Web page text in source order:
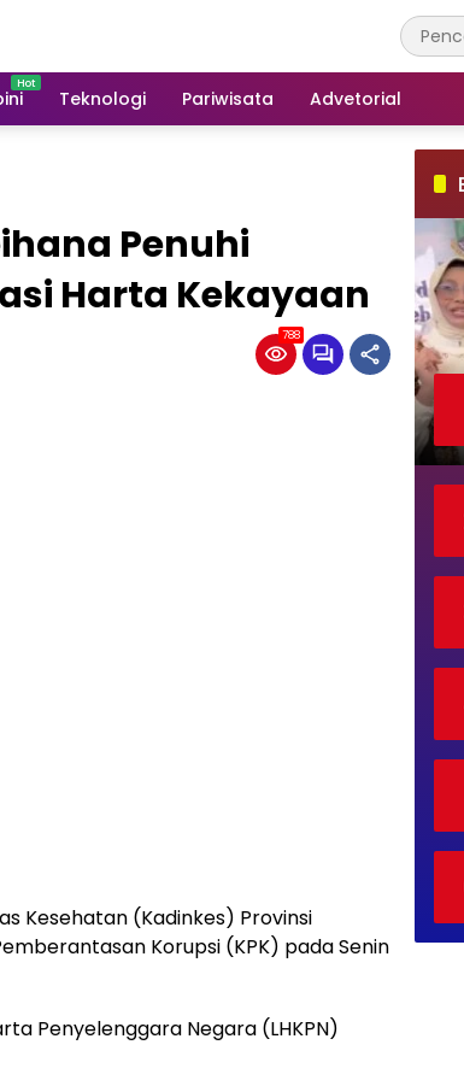
Teknologi Pariwisata Advetorial
Penuhi
Harta Kekayaan
788
Kesehatan (Kadinkes) Provinsi
Korupsi (KPK) pada Senin
Penyelenggara Negara (LHKPN)